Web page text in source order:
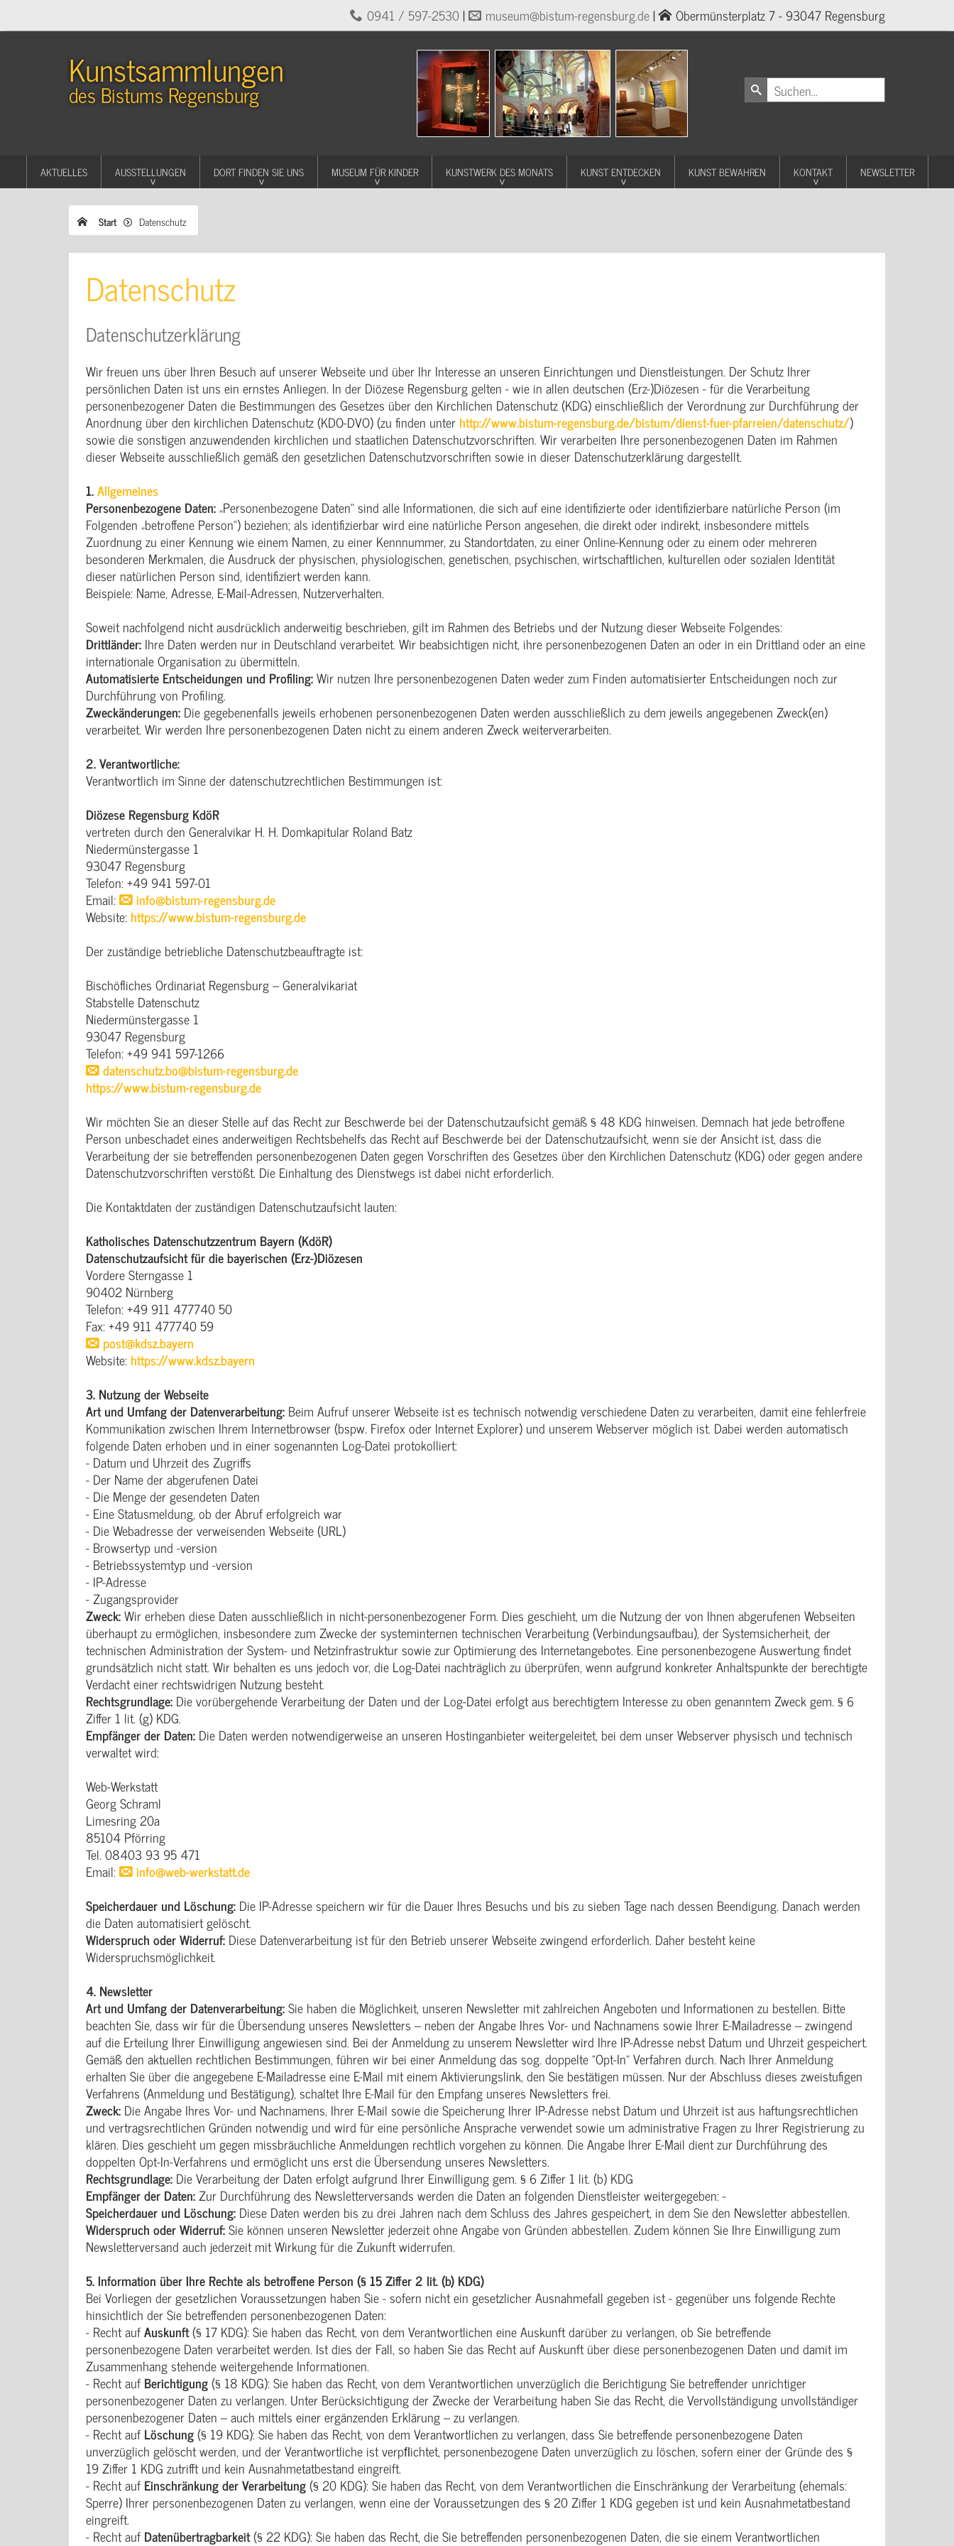
0941 / 597-2530| museum@bistum-regensburg.de| Obermünsterplatz 7 - 93047 Regensburg
Kunstsammlungen
des Bistums Regensburg
AKTUELLES AUSSTELLUNGEN DORT FINDEN SIE UNS MUSEUM FÜR KINDER KUNSTWERK DES MONATS KUNST ENTDECKEN KUNST BEWAHREN KONTAKT NEWSLETTER
Start Datenschutz
Datenschutz
Datenschutzerklärung
Wir freuen uns über Ihren Besuch auf unserer Webseite und über Ihr Interesse an unseren Einrichtungen und Dienstleistungen. Der Schutz Ihrer
persönlichen Daten ist uns ein ernstes Anliegen. In der Diözese Regensburg gelten - wie in allen deutschen (Erz-)Diözesen - für die Verarbeitung
personenbezogener Daten die Bestimmungen des Gesetzes über den Kirchlichen Datenschutz (KDG) einschließlich der Verordnung zur Durchführung der
Anordnung über den kirchlichen Datenschutz (KDO-DVO) (zu finden unter http://www.bistum-regensburg.de/bistum/dienst-fuer-pfarreien/datenschutz/)
sowie die sonstigen anzuwendenden kirchlichen und staatlichen Datenschutzvorschriften. Wir verarbeiten Ihre personenbezogenen Daten im Rahmen
dieser Webseite ausschließlich gemäß den gesetzlichen Datenschutzvorschriften sowie in dieser Datenschutzerklärung dargestellt.
1.Allgemeines
Personenbezogene Daten:„Personenbezogene Daten“ sind alle Informationen, die sich auf eine identifizierte oder identifizierbare natürliche Person (im
Folgenden „betroffene Person“) beziehen; als identifizierbar wird eine natürliche Person angesehen, die direkt oder indirekt, insbesondere mittels
Zuordnung zu einer Kennung wie einem Namen, zu einer Kennnummer, zu Standortdaten, zu einer Online-Kennung oder zu einem oder mehreren
besonderen Merkmalen, die Ausdruck der physischen, physiologischen, genetischen, psychischen, wirtschaftlichen, kulturellen oder sozialen Identität
dieser natürlichen Person sind, identifiziert werden kann.
Beispiele: Name, Adresse, E-Mail-Adressen, Nutzerverhalten.
Soweit nachfolgend nicht ausdrücklich anderweitig beschrieben, gilt im Rahmen des Betriebs und der Nutzung dieser Webseite Folgendes:
Drittländer: Ihre Daten werden nur in Deutschland verarbeitet. Wir beabsichtigen nicht, ihre personenbezogenen Daten an oder in ein Drittland oder an eine
internationale Organisation zu übermitteln.
Automatisierte Entscheidungen und Profiling:Wir nutzen Ihre personenbezogenen Daten weder zum Finden automatisierter Entscheidungen noch zur
Durchführung von Profiling.
Zweckänderungen: Die gegebenenfalls jeweils erhobenen personenbezogenen Daten werden ausschließlich zu dem jeweils angegebenen Zweck(en)
verarbeitet. Wir werden Ihre personenbezogenen Daten nicht zu einem anderen Zweck weiterverarbeiten.
2. Verantwortliche:
Verantwortlich im Sinne der datenschutzrechtlichen Bestimmungen ist:
Diözese Regensburg KdöR
vertreten durch den Generalvikar H. H. Domkapitular Roland Batz
Niedermünstergasse 1
93047 Regensburg
Telefon: +49 941 597-01
Email:
info@bistum-regensburg.de
Website: https://www.bistum-regensburg.de
Der zuständige betriebliche Datenschutzbeauftragte ist:
Bischöfliches Ordinariat Regensburg – Generalvikariat
Stabstelle Datenschutz
Niedermünstergasse 1
93047 Regensburg
Telefon: +49 941 597-1266
datenschutz.bo@bistum-regensburg.de
https://www.bistum-regensburg.de
Wir möchten Sie an dieser Stelle auf das Recht zur Beschwerde bei der Datenschutzaufsicht gemäß § 48 KDG hinweisen. Demnach hat jede betroffene
Person unbeschadet eines anderweitigen Rechtsbehelfs das Recht auf Beschwerde bei der Datenschutzaufsicht, wenn sie der Ansicht ist, dass die
Verarbeitung der sie betreffenden personenbezogenen Daten gegen Vorschriften des Gesetzes über den Kirchlichen Datenschutz (KDG) oder gegen andere
Datenschutzvorschriften verstößt. Die Einhaltung des Dienstwegs ist dabei nicht erforderlich.
Die Kontaktdaten der zuständigen Datenschutzaufsicht lauten:
Katholisches Datenschutzzentrum Bayern (KdöR)
Datenschutzaufsicht für die bayerischen (Erz-)Diözesen
Vordere Sterngasse 1
90402 Nürnberg
Telefon: +49 911 477740 50
Fax: +49 911 477740 59
post@kdsz.bayern
Website: https://www.kdsz.bayern
3. Nutzung der Webseite
Art und Umfang der Datenverarbeitung: Beim Aufruf unserer Webseite ist es technisch notwendig verschiedene Daten zu verarbeiten, damit eine fehlerfreie
Kommunikation zwischen Ihrem Internetbrowser (bspw. Firefox oder Internet Explorer) und unserem Webserver möglich ist. Dabei werden automatisch
folgende Daten erhoben und in einer sogenannten Log-Datei protokolliert:
- Datum und Uhrzeit des Zugriffs
- Der Name der abgerufenen Datei
- Die Menge der gesendeten Daten
- Eine Statusmeldung, ob der Abruf erfolgreich war
- Die Webadresse der verweisenden Webseite (URL)
- Browsertyp und -version
- Betriebssystemtyp und -version
- IP-Adresse
- Zugangsprovider
Zweck:Wir erheben diese Daten ausschließlich in nicht-personenbezogener Form. Dies geschieht, um die Nutzung der von Ihnen abgerufenen Webseiten
überhaupt zu ermöglichen, insbesondere zum Zwecke der systeminternen technischen Verarbeitung (Verbindungsaufbau), der Systemsicherheit, der
technischen Administration der System- und Netzinfrastruktur sowie zur Optimierung des Internetangebotes. Eine personenbezogene Auswertung findet
grundsätzlich nicht statt. Wir behalten es uns jedoch vor, die Log-Datei nachträglich zu überprüfen, wenn aufgrund konkreter Anhaltspunkte der berechtigte
Verdacht einer rechtswidrigen Nutzung besteht.
Rechtsgrundlage: Die vorübergehende Verarbeitung der Daten und der Log-Datei erfolgt aus berechtigtem Interesse zu oben genanntem Zweck gem. § 6
Ziffer 1 lit. (g) KDG.
Empfänger der Daten: Die Daten werden notwendigerweise an unseren Hostinganbieter weitergeleitet, bei dem unser Webserver physisch und technisch
verwaltet wird:
Web-Werkstatt
Georg Schraml
Limesring 20a
85104 Pförring
Tel. 08403 93 95 471
Email:
info@web-werkstatt.de
Speicherdauer und Löschung: Die IP-Adresse speichern wir für die Dauer Ihres Besuchs und bis zu sieben Tage nach dessen Beendigung. Danach werden
die Daten automatisiert gelöscht.
Widerspruch oder Widerruf: Diese Datenverarbeitung ist für den Betrieb unserer Webseite zwingend erforderlich. Daher besteht keine
Widerspruchsmöglichkeit.
4. Newsletter
Art und Umfang der Datenverarbeitung:Sie haben die Möglichkeit, unseren Newsletter mit zahlreichen Angeboten und Informationen zu bestellen. Bitte
beachten Sie, dass wir für die Übersendung unseres Newsletters – neben der Angabe Ihres Vor- und Nachnamens sowie Ihrer E-Mailadresse – zwingend
auf die Erteilung Ihrer Einwilligung angewiesen sind. Bei der Anmeldung zu unserem Newsletter wird Ihre IP-Adresse nebst Datum und Uhrzeit gespeichert.
Gemäß den aktuellen rechtlichen Bestimmungen, führen wir bei einer Anmeldung das sog. doppelte "Opt-In" Verfahren durch. Nach Ihrer Anmeldung
erhalten Sie über die angegebene E-Mailadresse eine E-Mail mit einem Aktivierungslink, den Sie bestätigen müssen. Nur der Abschluss dieses zweistufigen
Verfahrens (Anmeldung und Bestätigung), schaltet Ihre E-Mail für den Empfang unseres Newsletters frei.
Zweck: Die Angabe Ihres Vor- und Nachnamens, Ihrer E-Mail sowie die Speicherung Ihrer IP-Adresse nebst Datum und Uhrzeit ist aus haftungsrechtlichen
und vertragsrechtlichen Gründen notwendig und wird für eine persönliche Ansprache verwendet sowie um administrative Fragen zu Ihrer Registrierung zu
klären. Dies geschieht um gegen missbräuchliche Anmeldungen rechtlich vorgehen zu können. Die Angabe Ihrer E-Mail dient zur Durchführung des
doppelten Opt-In-Verfahrens und ermöglicht uns erst die Übersendung unseres Newsletters.
Rechtsgrundlage: Die Verarbeitung der Daten erfolgt aufgrund Ihrer Einwilligung gem. § 6 Ziffer 1 lit. (b) KDG
Empfänger der Daten:Zur Durchführung des Newsletterversands werden die Daten an folgenden Dienstleister weitergegeben: -
Speicherdauer und Löschung: Diese Daten werden bis zu drei Jahren nach dem Schluss des Jahres gespeichert, in dem Sie den Newsletter abbestellen.
Widerspruch oder Widerruf:Sie können unseren Newsletter jederzeit ohne Angabe von Gründen abbestellen. Zudem können Sie Ihre Einwilligung zum
Newsletterversand auch jederzeit mit Wirkung für die Zukunft widerrufen.
5.Information über Ihre Rechte als betroffene Person (§ 15 Ziffer 2 lit. (b) KDG)
Bei Vorliegen der gesetzlichen Voraussetzungen haben Sie - sofern nicht ein gesetzlicher Ausnahmefall gegeben ist - gegenüber uns folgende Rechte
hinsichtlich der Sie betreffenden personenbezogenen Daten:
- Recht aufAuskunft(§ 17 KDG): Sie haben das Recht, von dem Verantwortlichen eine Auskunft darüber zu verlangen, ob Sie betreffende
personenbezogene Daten verarbeitet werden. Ist dies der Fall, so haben Sie das Recht auf Auskunft über diese personenbezogenen Daten und damit im
Zusammenhang stehende weitergehende Informationen.
- Recht auf Berichtigung(§ 18 KDG): Sie haben das Recht, von dem Verantwortlichen unverzüglich die Berichtigung Sie betreffender unrichtiger
personenbezogener Daten zu verlangen. Unter Berücksichtigung der Zwecke der Verarbeitung haben Sie das Recht, die Vervollständigung unvollständiger
personenbezogener Daten – auch mittels einer ergänzenden Erklärung – zu verlangen.
- Recht auf Löschung(§ 19 KDG): Sie haben das Recht, von dem Verantwortlichen zu verlangen, dass Sie betreffende personenbezogene Daten
unverzüglich gelöscht werden, und der Verantwortliche ist verpﬂichtet, personenbezogene Daten unverzüglich zu löschen, sofern einer der Gründe des §
19 Ziffer 1 KDG zutrifft und kein Ausnahmetatbestand eingreift.
- Recht auf Einschränkung der Verarbeitung(§ 20 KDG): Sie haben das Recht, von dem Verantwortlichen die Einschränkung der Verarbeitung (ehemals:
Sperre) Ihrer personenbezogenen Daten zu verlangen, wenn eine der Voraussetzungen des § 20 Ziffer 1 KDG gegeben ist und kein Ausnahmetatbestand
eingreift.
- Recht auf Datenübertragbarkeit(§ 22 KDG): Sie haben das Recht, die Sie betreffenden personenbezogenen Daten, die sie einem Verantwortlichen